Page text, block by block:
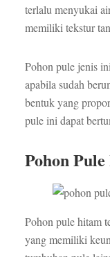
terlalu menyukai
memiliki tekstur
Pohon pule jenis
apabila sudah
bentuk yang
pule ini dapat
Pohon
Pohon pule hitam
yang memiliki